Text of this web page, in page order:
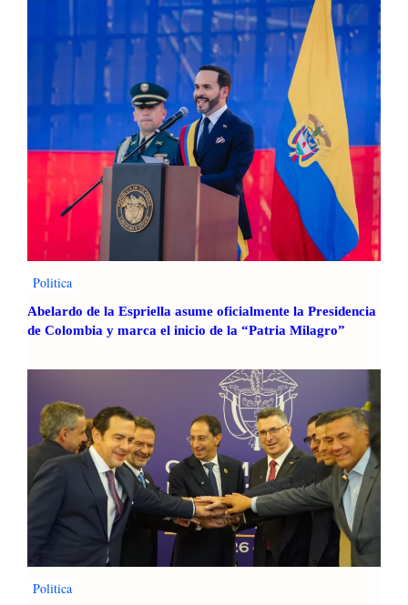
Politica
Abelardo de la Espriella asume oficialmente la Presidencia
de Colombia y marca el inicio de la “Patria Milagro”
Politica